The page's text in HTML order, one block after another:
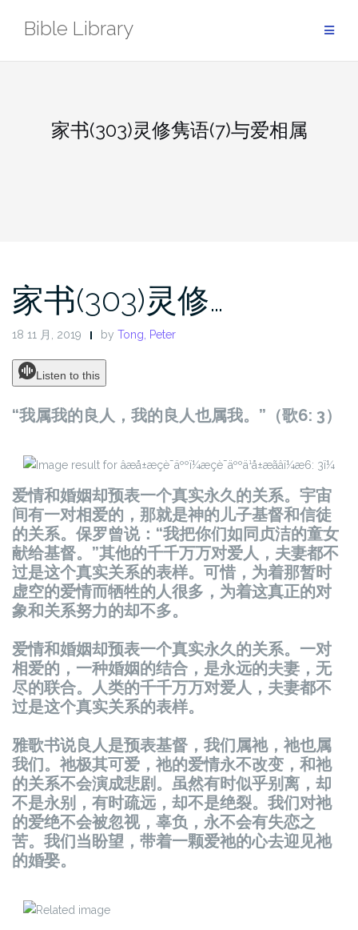
Bible Library
家书(303)灵修隽语(7)与爱相属
家书(303)灵修…
18 11 月, 2019 by Tong, Peter
Listen to this
“我属我的良人，我的良人也属我。”（歌6: 3）
爱情和婚姻却预表一个真实永久的关系。宇宙
间有一对相爱的，那就是神的儿子基督和信徒
的关系。保罗曾说：“我把你们如同贞洁的童女
献给基督。”其他的千千万万对爱人，夫妻都不
过是这个真实关系的表样。可惜，为着那暂时
虚空的爱情而牺牲的人很多，为着这真正的对
象和关系努力的却不多。
爱情和婚姻却预表一个真实永久的关系。一对
相爱的，一种婚姻的结合，是永远的夫妻，无
尽的联合。人类的千千万万对爱人，夫妻都不
过是这个真实关系的表样。
雅歌书说良人是预表基督，我们属祂，祂也属
我们。祂极其可爱，祂的爱情永不改变，和祂
的关系不会演成悲剧。虽然有时似乎别离，却
不是永别，有时疏远，却不是绝裂。我们对祂
的爱绝不会被忽视，辜负，永不会有失恋之
苦。我们当盼望，带着一颗爱祂的心去迎见祂
的婚娶。